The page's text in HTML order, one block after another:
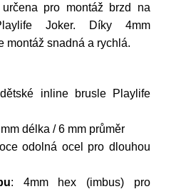
pro montáž brzd na
Joker. Díky 4mm
montáž snadná a rychlá.
inline brusle Playlife
délka / 6 mm průměr
odolná ocel pro dlouhou
: 4mm hex (imbus) pro